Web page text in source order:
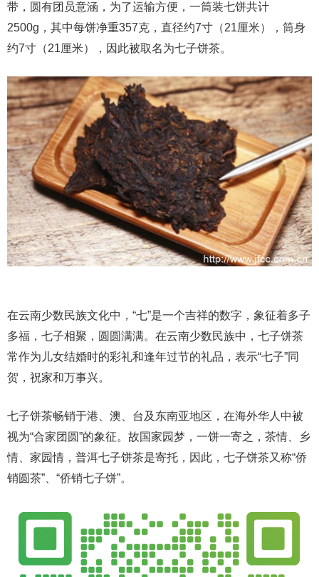
带，圆有团员意涵，为了运输方便，一筒装七饼共计
2500g，其中每饼净重357克，直径约7寸（21厘米），筒身
约7寸（21厘米），因此被取名为七子饼茶。
在云南少数民族文化中，“七”是一个吉祥的数字，象征着多子
多福，七子相聚，圆圆满满。在云南少数民族中，七子饼茶
常作为儿女结婚时的彩礼和逢年过节的礼品，表示“七子”同
贺，祝家和万事兴。
七子饼茶畅销于港、澳、台及东南亚地区，在海外华人中被
视为“合家团圆”的象征。故国家园梦，一饼一寄之，茶情、乡
情、家园情，普洱七子饼茶是寄托，因此，七子饼茶又称“侨
销圆茶”、“侨销七子饼”。